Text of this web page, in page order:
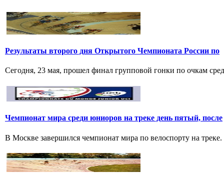
Результаты второго дня Открытого Чемпионата России по
Сегодня, 23 мая, прошел финал групповой гонки по очкам
Чемпионат мира среди юниоров на треке день пятый, после
В Москве завершился чемпионат мира по велоспорту на